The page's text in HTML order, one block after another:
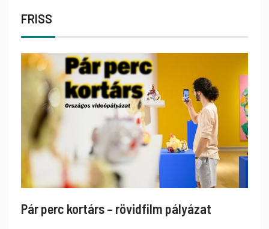
FRISS
Pár perc kortárs – rövidfilm pályázat